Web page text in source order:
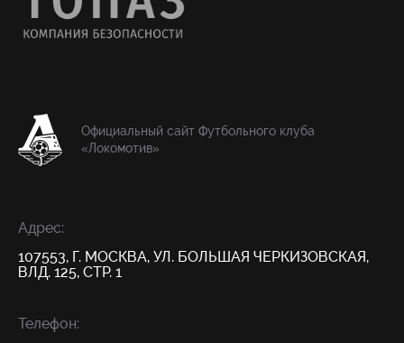
Официальный сайт Футбольного клуба
«Локомотив»
Адрес:
107553, Г. МОСКВА, УЛ. БОЛЬШАЯ ЧЕРКИЗОВСКАЯ,
ВЛД. 125, СТР. 1
Телефон: